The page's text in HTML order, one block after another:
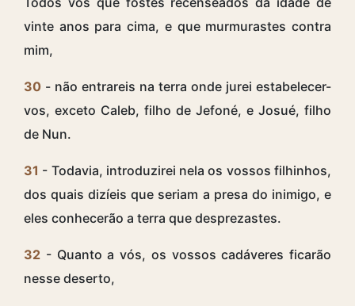
vinte anos para cima, e que murmurastes contra
mim,
30 - não entrareis na terra onde jurei estabelecer-
vos, exceto Caleb, filho de Jefoné, e Josué, filho
de Nun.
31 - Todavia, introduzirei nela os vossos filhinhos,
dos quais dizíeis que seriam a presa do inimigo, e
eles conhecerão a terra que desprezastes.
32 - Quanto a vós, os vossos cadáveres ficarão
nesse deserto,